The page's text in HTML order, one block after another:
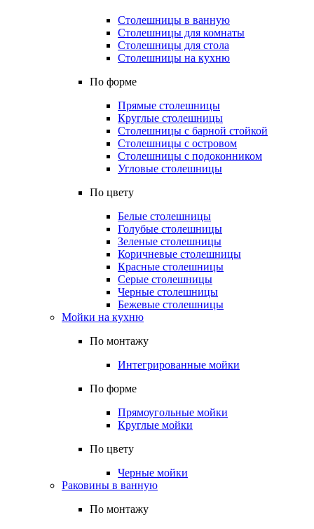
Столешницы в ванную
Столешницы для комнаты
Столешницы для стола
Столешницы на кухню
По форме
Прямые столешницы
Круглые столешницы
Столешницы с барной стойкой
Столешницы с островом
Столешницы с подоконником
Угловые столешницы
По цвету
Белые столешницы
Голубые столешницы
Зеленые столешницы
Коричневые столешницы
Красные столешницы
Серые столешницы
Черные столешницы
Бежевые столешницы
Мойки на кухню
По монтажу
Интегрированные мойки
По форме
Прямоугольные мойки
Круглые мойки
По цвету
Черные мойки
Раковины в ванную
По монтажу